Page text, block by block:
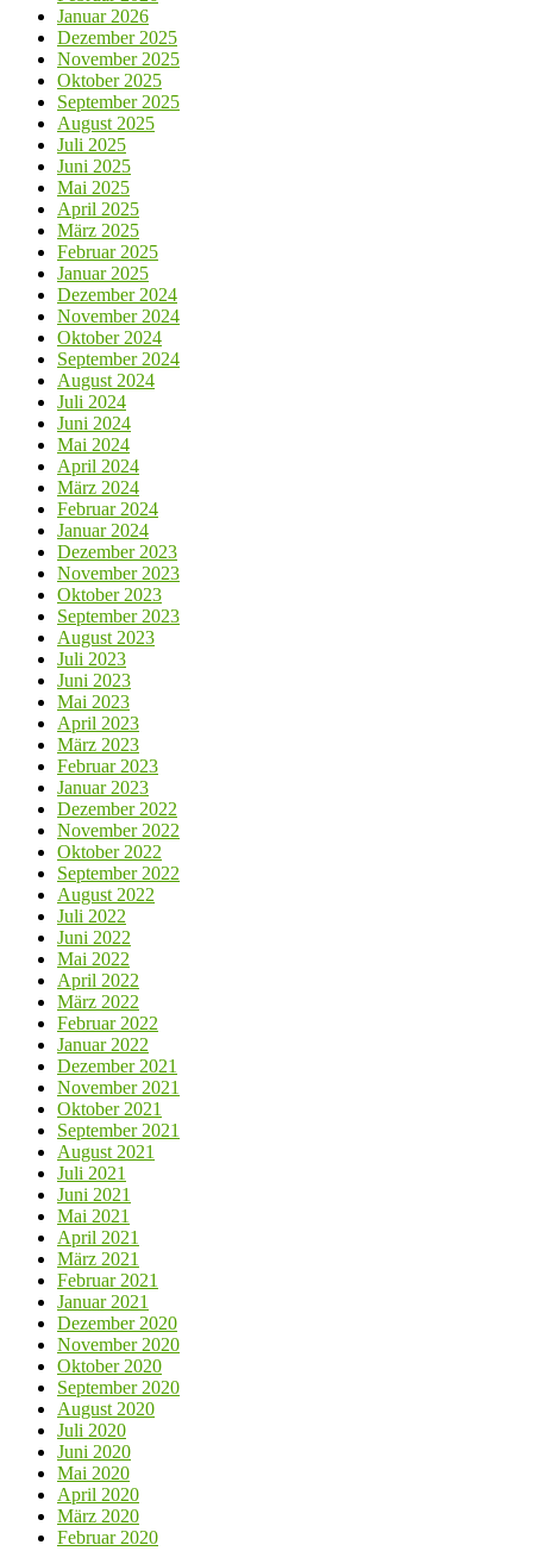
Januar 2026
Dezember 2025
November 2025
Oktober 2025
September 2025
August 2025
Juli 2025
Juni 2025
Mai 2025
April 2025
März 2025
Februar 2025
Januar 2025
Dezember 2024
November 2024
Oktober 2024
September 2024
August 2024
Juli 2024
Juni 2024
Mai 2024
April 2024
März 2024
Februar 2024
Januar 2024
Dezember 2023
November 2023
Oktober 2023
September 2023
August 2023
Juli 2023
Juni 2023
Mai 2023
April 2023
März 2023
Februar 2023
Januar 2023
Dezember 2022
November 2022
Oktober 2022
September 2022
August 2022
Juli 2022
Juni 2022
Mai 2022
April 2022
März 2022
Februar 2022
Januar 2022
Dezember 2021
November 2021
Oktober 2021
September 2021
August 2021
Juli 2021
Juni 2021
Mai 2021
April 2021
März 2021
Februar 2021
Januar 2021
Dezember 2020
November 2020
Oktober 2020
September 2020
August 2020
Juli 2020
Juni 2020
Mai 2020
April 2020
März 2020
Februar 2020